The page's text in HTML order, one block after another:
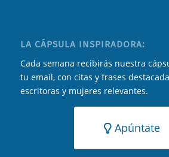
LA CÁPSULA INSPIRADORA:
Cada semana recibirás nuestra
tu email, con citas y frases
escritoras y mujeres relevantes.
Apúntate